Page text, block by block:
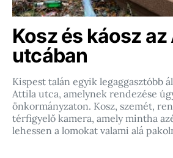
Kosz és káosz
utcában
Kispest talán egyik legaggasztóbb
Attila utca, amelynek rendezése
önkormányzaton. Kosz, szemét,
térfigyelő kamera, amely mintha
lehessen a lomokat valami alá